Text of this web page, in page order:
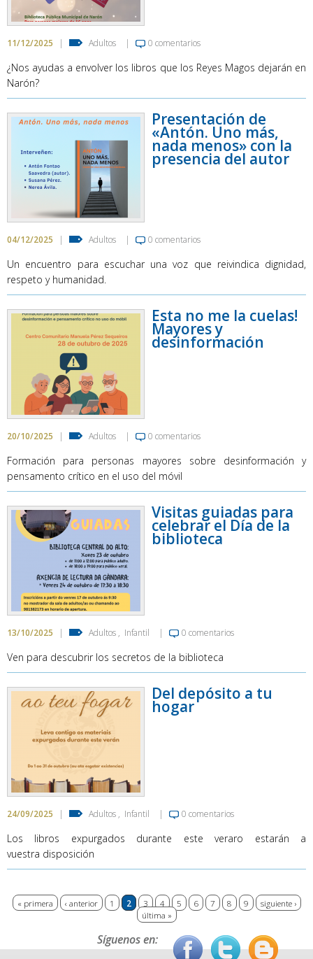
11/12/2025 | Adultos | 0 comentarios
¿Nos ayudas a envolver los libros que los Reyes Magos dejarán en
Narón?
Presentación de
«Antón. Uno más,
nada menos» con la
presencia del autor
04/12/2025 | Adultos | 0 comentarios
Un encuentro para escuchar una voz que reivindica dignidad,
respeto y humanidad.
Esta no me la cuelas!
Mayores y
desinformación
20/10/2025 | Adultos | 0 comentarios
Formación para personas mayores sobre desinformación y
pensamento crítico en el uso del móvil
Visitas guiadas para
celebrar el Día de la
biblioteca
13/10/2025 | Adultos , Infantil | 0 comentarios
Ven para descubrir los secretos de la biblioteca
Del depósito a tu
hogar
24/09/2025 | Adultos , Infantil | 0 comentarios
Los libros expurgados durante este veraro estarán a
vuestra disposición
Páginas
« primera ‹ anterior 1 2 3 4 5 6 7 8 9
siguiente ›
última »
Síguenos en: